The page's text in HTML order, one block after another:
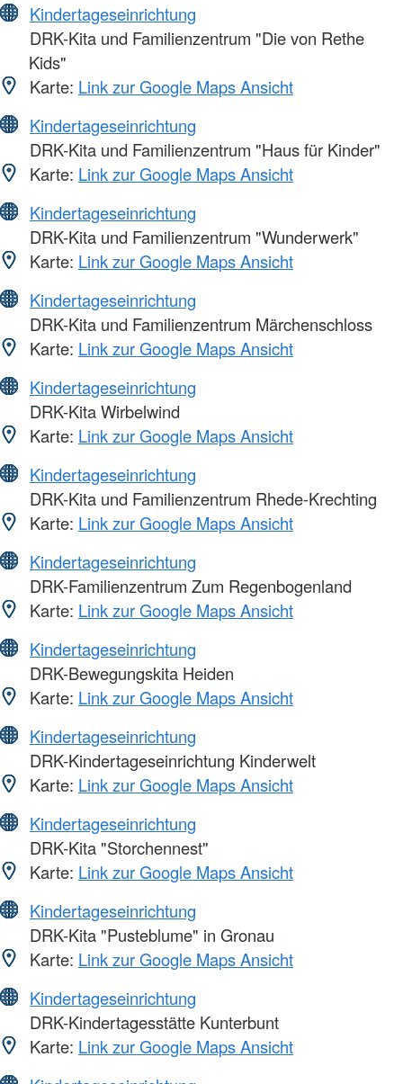
Kindertageseinrichtung
DRK-Kita und Familienzentrum "Die von Rethe
Kids"
Karte: Link zur Google Maps Ansicht
Kindertageseinrichtung
DRK-Kita und Familienzentrum "Haus für Kinder"
Karte: Link zur Google Maps Ansicht
Kindertageseinrichtung
DRK-Kita und Familienzentrum "Wunderwerk"
Karte: Link zur Google Maps Ansicht
Kindertageseinrichtung
DRK-Kita und Familienzentrum Märchenschloss
Karte: Link zur Google Maps Ansicht
Kindertageseinrichtung
DRK-Kita Wirbelwind
Karte: Link zur Google Maps Ansicht
Kindertageseinrichtung
DRK-Kita und Familienzentrum Rhede-Krechting
Karte: Link zur Google Maps Ansicht
Kindertageseinrichtung
DRK-Familienzentrum Zum Regenbogenland
Karte: Link zur Google Maps Ansicht
Kindertageseinrichtung
DRK-Bewegungskita Heiden
Karte: Link zur Google Maps Ansicht
Kindertageseinrichtung
DRK-Kindertageseinrichtung Kinderwelt
Karte: Link zur Google Maps Ansicht
Kindertageseinrichtung
DRK-Kita "Storchennest"
Karte: Link zur Google Maps Ansicht
Kindertageseinrichtung
DRK-Kita "Pusteblume" in Gronau
Karte: Link zur Google Maps Ansicht
Kindertageseinrichtung
DRK-Kindertagesstätte Kunterbunt
Karte: Link zur Google Maps Ansicht